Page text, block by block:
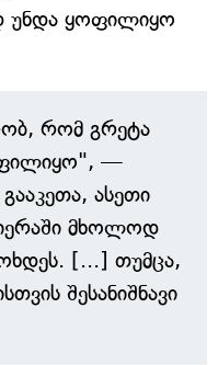
უნდა ყოფილიყო
რომ გრეტა
—
ასეთი
მხოლოდ
[...] თუმცა,
შესანიშნავი